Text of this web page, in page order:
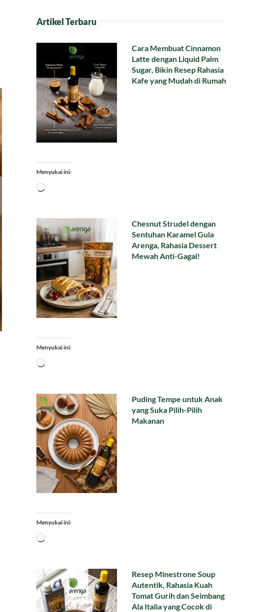
Artikel Terbaru
Cara Membuat Cinnamon
Latte dengan Liquid Palm
Sugar, Bikin Resep Rahasia
Kafe yang Mudah di Rumah
Menyukai ini:
Memuat...
Chesnut Strudel dengan
Sentuhan Karamel Gula
Arenga, Rahasia Dessert
Mewah Anti-Gagal!
Menyukai ini:
Memuat...
Puding Tempe untuk Anak
yang Suka Pilih-Pilih
Makanan
Menyukai ini:
Memuat...
Resep Minestrone Soup
Autentik, Rahasia Kuah
Tomat Gurih dan Seimbang
Ala Italia yang Cocok di